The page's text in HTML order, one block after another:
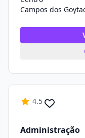
4.5
Administração